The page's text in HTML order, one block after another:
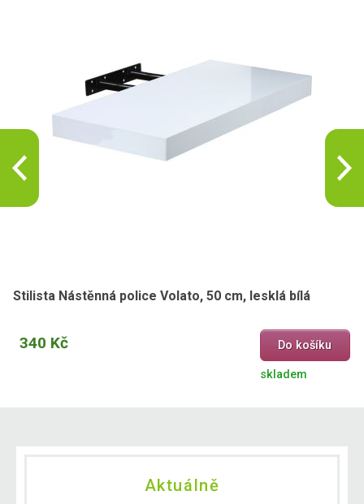
Stilista Nástěnná police Volato, 50 cm, lesklá bílá
340 Kč Do košíku
skladem
Aktuálně